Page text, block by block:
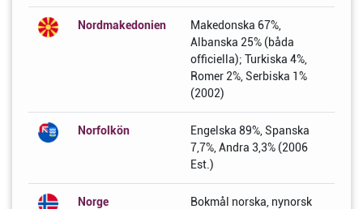
Nordmakedonien
Makedonska 67%,
Albanska 25% (båda
officiella); Turkiska 4%,
Romer 2%, Serbiska 1%
(2002)
Norfolkön
Engelska 89%, Spanska
7,7%, Andra 3,3% (2006
Est.)
Norge
Bokmål norska, nynorsk